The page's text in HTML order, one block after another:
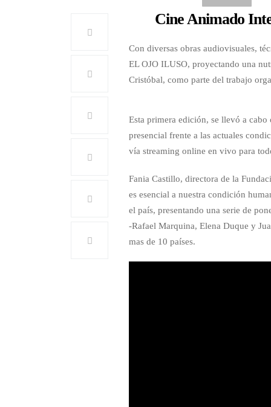
Cine Animado
Con diversas obras audiovisuales,
EL OJO ILUSO, proyectando una
Cristóbal, como parte del trabajo
Esta primera edición, se llevó a
presencial frente a las actuales
vía streaming online en vivo para
Fania Castillo, directora de la
es esencial a nuestra condición
el país, presentando una serie de
-Rafael Marquina, Elena Duque y
mas de 10 países.